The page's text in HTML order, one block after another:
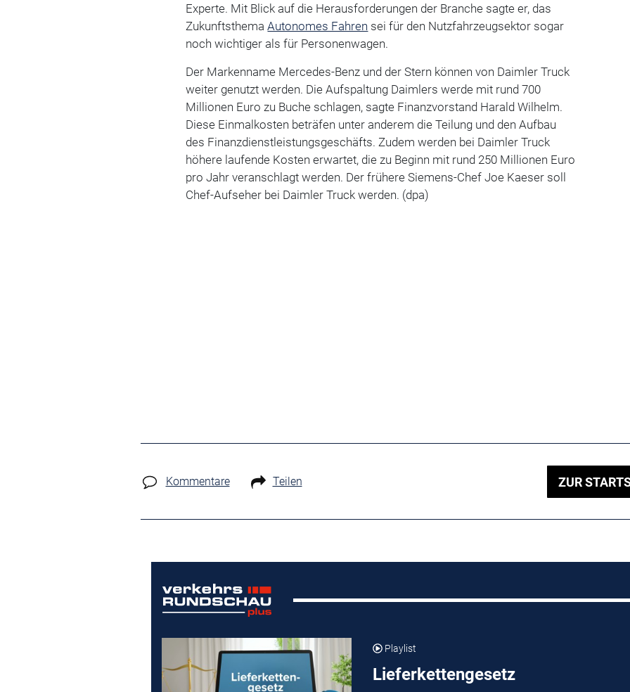
Experte. Mit Blick auf die Herausforderungen der Branche sagte er, das
ZukunftsthemaAutonomes Fahren sei für den Nutzfahrzeugsektor sogar
noch wichtiger als für Personenwagen.
Der Markenname Mercedes-Benz und der Stern können von Daimler Truck
weiter genutzt werden. Die Aufspaltung Daimlers werde mit rund 700
Millionen Euro zu Buche schlagen, sagte Finanzvorstand Harald Wilhelm.
Diese Einmalkosten beträfen unter anderem die Teilung und den Aufbau
des Finanzdienstleistungsgeschäfts. Zudem werden bei Daimler Truck
höhere laufende Kosten erwartet, die zu Beginn mit rund 250 Millionen Euro
pro Jahr veranschlagt werden. Der frühere Siemens-Chef Joe Kaeser soll
Chef-Aufseher bei Daimler Truck werden. (dpa)
Kommentare Teilen ZUR
Playlist
Lieferkettengesetz